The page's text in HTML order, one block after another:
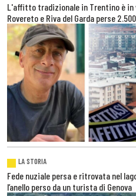
L'affitto tradizionale in Trentino è
Rovereto e Riva del Garda perse
LA STORIA
Fede nuziale persa e ritrovata nel
l’anello perso da un turista di Genova